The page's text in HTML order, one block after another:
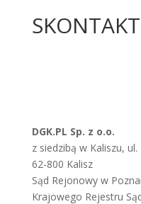
DGK.PL Sp. z o.o.
z siedzibą w Kaliszu,
62-800 Kalisz
Sąd Rejonowy w
Krajowego Rejestru